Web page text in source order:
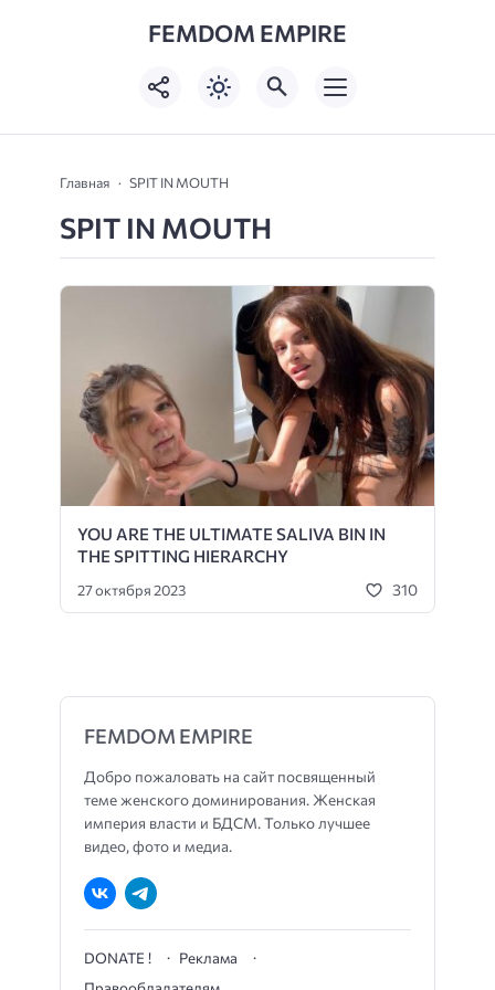
FEMDOM EMPIRE
Главная SPIT IN MOUTH
SPIT IN MOUTH
YOU ARE THE ULTIMATE SALIVA BIN IN
THE SPITTING HIERARCHY
27 октября 2023 310
FEMDOM EMPIRE
Добро пожаловать на сайт посвященный
теме женского доминирования. Женская
империя власти и БДСМ. Только лучшее
видео, фото и медиа.
DONATE !
Реклама